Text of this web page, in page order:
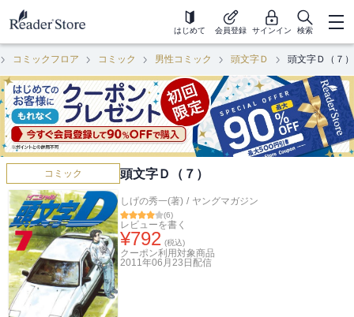
はじめて 会員登録 サインイン 検索
コミックフロア コミック 男性コミック 頭文字Ｄ 頭文字Ｄ（７）
コミック 頭文字Ｄ（７）
しげの秀一(著) / ヤングマガジン
(6)
レビューを書く
¥792 (税込)
クーポン利用対象商品
2011年06月23日 配信